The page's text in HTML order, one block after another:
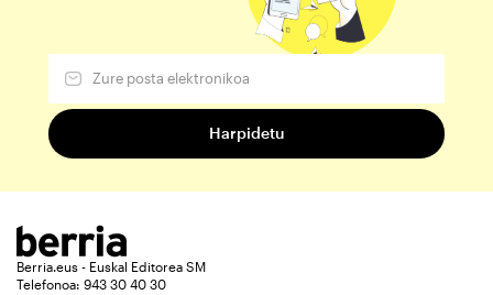
Berria.eus - Euskal Editorea SM
Telefonoa: 943 30 40 30